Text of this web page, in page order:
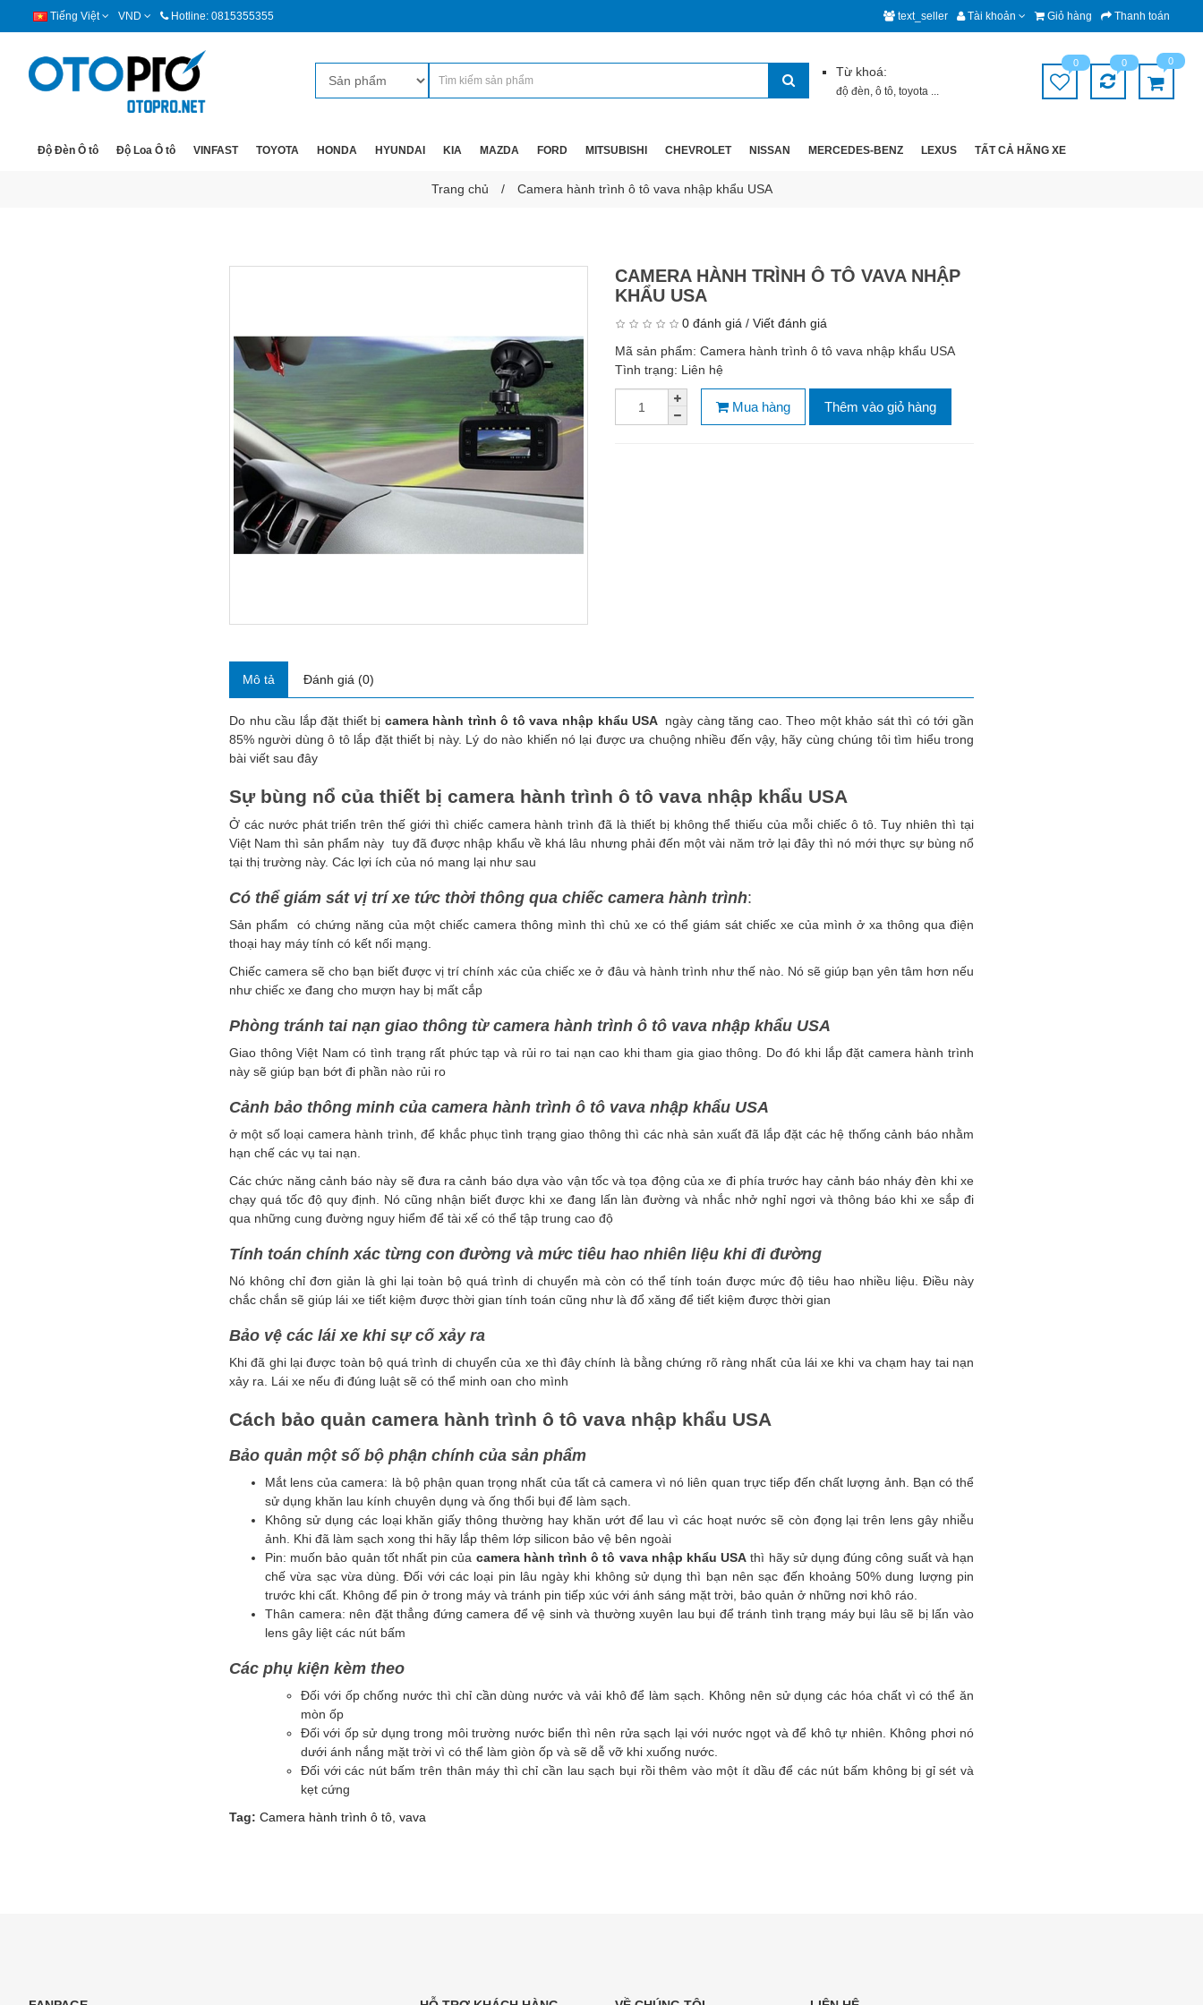
Tiếng Việt VND Hotline: 0815355355 text_seller Tài khoản Giỏ hàng Thanh toán
Từ khoá:
độ đèn,ô tô,toyota ...
0 0 0
Độ Đèn Ô tô Độ Loa Ô tô VINFAST TOYOTA HONDA HYUNDAI KIA MAZDA FORD MITSUBISHI CHEVROLET NISSAN MERCEDES-BENZ LEXUS TẤT CẢ HÃNG XE
Trang chủ Camera hành trình ô tô vava nhập khẩu USA
CAMERA HÀNH TRÌNH Ô TÔ VAVA NHẬP
KHẨU USA
0 đánh giá / Viết đánh giá
Mã sản phẩm: Camera hành trình ô tô vava nhập khẩu USA
Tình trạng: Liên hệ
Mua hàng Thêm vào giỏ hàng
Mô tả Đánh giá (0)
Do nhu cầu lắp đặt thiết bị camera hành trình ô tô vava nhập khẩu USA ngày càng tăng cao. Theo một khảo sát thì có tới gần
85% người dùng ô tô lắp đặt thiết bị này. Lý do nào khiến nó lại được ưa chuộng nhiều đến vậy, hãy cùng chúng tôi tìm hiểu trong
bài viết sau đây
Sự bùng nổ của thiết bị camera hành trình ô tô vava nhập khẩu USA
Ở các nước phát triển trên thế giới thì chiếc camera hành trình đã là thiết bị không thể thiếu của mỗi chiếc ô tô. Tuy nhiên thì tại
Việt Nam thì sản phẩm này tuy đã được nhập khẩu về khá lâu nhưng phải đến một vài năm trở lại đây thì nó mới thực sự bùng nổ
tại thị trường này. Các lợi ích của nó mang lại như sau
Có thể giám sát vị trí xe tức thời thông qua chiếc camera hành trình:
Sản phẩm có chứng năng của một chiếc camera thông mình thì chủ xe có thể giám sát chiếc xe của mình ở xa thông qua điện
thoại hay máy tính có kết nối mạng.
Chiếc camera sẽ cho bạn biết được vị trí chính xác của chiếc xe ở đâu và hành trình như thế nào. Nó sẽ giúp bạn yên tâm hơn nếu
như chiếc xe đang cho mượn hay bị mất cắp
Phòng tránh tai nạn giao thông từ camera hành trình ô tô vava nhập khẩu USA
Giao thông Việt Nam có tình trạng rất phức tạp và rủi ro tai nạn cao khi tham gia giao thông. Do đó khi lắp đặt camera hành trình
này sẽ giúp bạn bớt đi phần nào rủi ro
Cảnh bảo thông minh của camera hành trình ô tô vava nhập khẩu USA
ở một số loại camera hành trình, để khắc phục tình trạng giao thông thì các nhà sản xuất đã lắp đặt các hệ thống cảnh báo nhằm
hạn chế các vụ tai nạn.
Các chức năng cảnh báo này sẽ đưa ra cảnh báo dựa vào vận tốc và tọa động của xe đi phía trước hay cảnh báo nháy đèn khi xe
chạy quá tốc độ quy định. Nó cũng nhận biết được khi xe đang lấn làn đường và nhắc nhở nghỉ ngơi và thông báo khi xe sắp đi
qua những cung đường nguy hiểm để tài xế có thể tập trung cao độ
Tính toán chính xác từng con đường và mức tiêu hao nhiên liệu khi đi đường
Nó không chỉ đơn giản là ghi lại toàn bộ quá trình di chuyển mà còn có thể tính toán được mức độ tiêu hao nhiều liệu. Điều này
chắc chắn sẽ giúp lái xe tiết kiệm được thời gian tính toán cũng như là đổ xăng để tiết kiệm được thời gian
Bảo vệ các lái xe khi sự cố xảy ra
Khi đã ghi lại được toàn bộ quá trình di chuyển của xe thì đây chính là bằng chứng rõ ràng nhất của lái xe khi va chạm hay tai nạn
xảy ra. Lái xe nếu đi đúng luật sẽ có thể minh oan cho mình
Cách bảo quản camera hành trình ô tô vava nhập khẩu USA
Bảo quản một số bộ phận chính của sản phẩm
Mắt lens của camera: là bộ phận quan trọng nhất của tất cả camera vì nó liên quan trực tiếp đến chất lượng ảnh. Bạn có thể
sử dụng khăn lau kính chuyên dụng và ống thổi bụi để làm sạch.
Không sử dụng các loại khăn giấy thông thường hay khăn ướt để lau vì các hoạt nước sẽ còn đọng lại trên lens gây nhiễu
ảnh. Khi đã làm sạch xong thi hãy lắp thêm lớp silicon bảo vệ bên ngoài
Pin: muốn bảo quản tốt nhất pin của camera hành trình ô tô vava nhập khẩu USA thì hãy sử dụng đúng công suất và hạn
chế vừa sạc vừa dùng. Đối với các loại pin lâu ngày khi không sử dụng thì bạn nên sạc đến khoảng 50% dung lượng pin
trước khi cất. Không để pin ở trong máy và tránh pin tiếp xúc với ánh sáng mặt trời, bảo quản ở những nơi khô ráo.
Thân camera: nên đặt thẳng đứng camera để vệ sinh và thường xuyên lau bụi để tránh tình trạng máy bụi lâu sẽ bị lấn vào
lens gây liệt các nút bấm
Các phụ kiện kèm theo
Đối với ốp chống nước thì chỉ cần dùng nước và vải khô để làm sạch. Không nên sử dụng các hóa chất vì có thể ăn
mòn ốp
Đối với ốp sử dụng trong môi trường nước biển thì nên rửa sạch lại với nước ngọt và để khô tự nhiên. Không phơi nó
dưới ánh nắng mặt trời vì có thể làm giòn ốp và sẽ dễ vỡ khi xuống nước.
Đối với các nút bấm trên thân máy thì chỉ cần lau sạch bụi rồi thêm vào một ít dầu để các nút bấm không bị gỉ sét và
kẹt cứng
Tag: Camera hành trình ô tô vava